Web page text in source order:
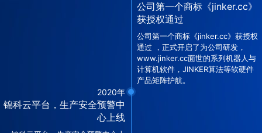
公司第一个商标《jinker.cc》
获授权通过
公司第一个商标《jinker.cc》获授权
通过 ，正式开启了为公司研发，
www.jinker.cc面世的系列机器人与
计算机软件，JINKER算法等软硬件
产品矩阵护航。
2020年
锦科云平台，生产安全预警中
心上线